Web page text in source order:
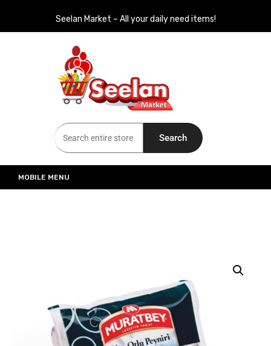
Seelan Market – All your daily need items!
Seelan Market
Online Grocery Shopping for all your daily need in Switzerland
Search
MOBILE MENU